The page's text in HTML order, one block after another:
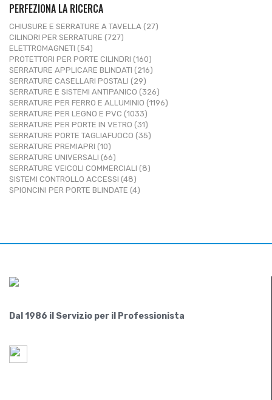
PERFEZIONA LA RICERCA
CHIUSURE E SERRATURE A TAVELLA (27)
CILINDRI PER SERRATURE (727)
ELETTROMAGNETI (54)
PROTETTORI PER PORTE CILINDRI (160)
SERRATURE APPLICARE BLINDATI (216)
SERRATURE CASELLARI POSTALI (29)
SERRATURE E SISTEMI ANTIPANICO (326)
SERRATURE PER FERRO E ALLUMINIO (1196)
SERRATURE PER LEGNO E PVC (1033)
SERRATURE PER PORTE IN VETRO (31)
SERRATURE PORTE TAGLIAFUOCO (35)
SERRATURE PREMIAPRI (10)
SERRATURE UNIVERSALI (66)
SERRATURE VEICOLI COMMERCIALI (8)
SISTEMI CONTROLLO ACCESSI (48)
SPIONCINI PER PORTE BLINDATE (4)
Dal 1986 il Servizio per il Professionista